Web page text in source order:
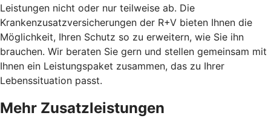
Leistungen nicht oder nur teilweise ab. Die
Krankenzusatzversicherungen der R+V bieten Ihnen die
Möglichkeit, Ihren Schutz so zu erweitern, wie Sie ihn
brauchen. Wir beraten Sie gern und stellen gemeinsam mit
Ihnen ein Leistungspaket zusammen, das zu Ihrer
Lebenssituation passt.
Mehr Zusatzleistungen